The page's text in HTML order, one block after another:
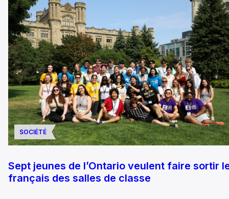
SOCIÉTÉ
Sept jeunes de l’Ontario veulent faire sortir
français des salles de classe